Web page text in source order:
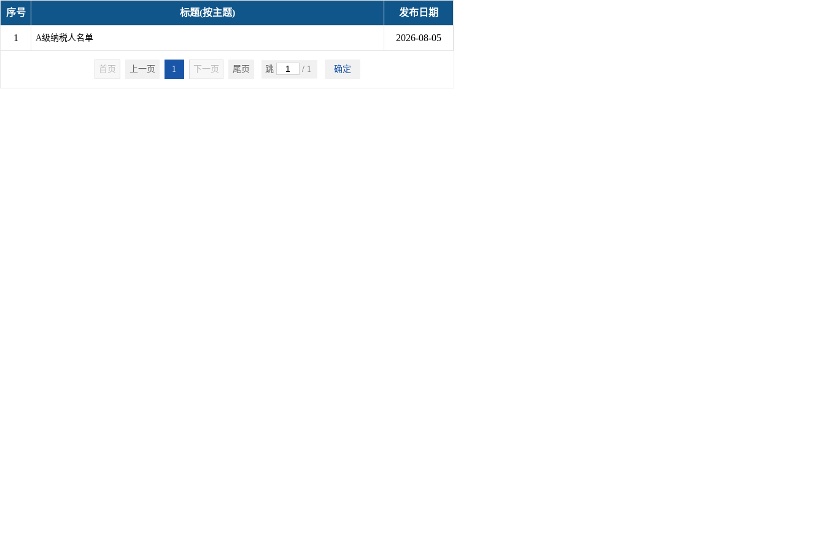
序号 标题(按主题) 发布日期
1 A级纳税人名单 2026-08-05
首页 上一页 1 下一页 尾页 跳 / 1 确定